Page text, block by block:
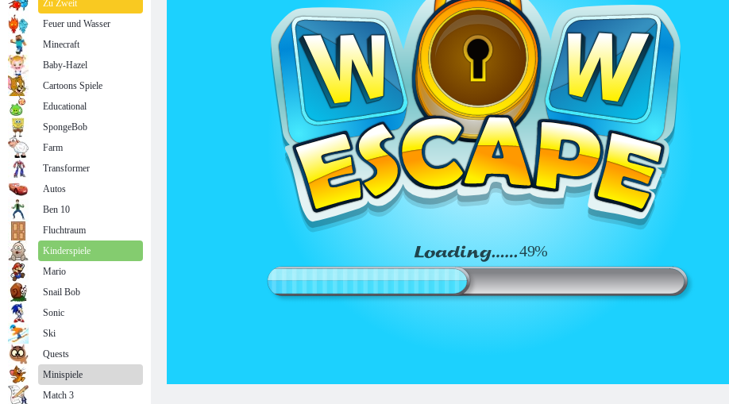
Zu Zweit
Feuer und Wasser
Minecraft
Baby-Hazel
Cartoons Spiele
Educational
SpongeBob
Farm
Transformer
Autos
Ben 10
Fluchtraum
Kinderspiele
Mario
Snail Bob
Sonic
Ski
Quests
Minispiele
Match 3